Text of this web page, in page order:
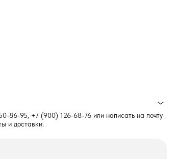
86-95, +7 (900) 126-68-76 или написать на почту
и доставки.